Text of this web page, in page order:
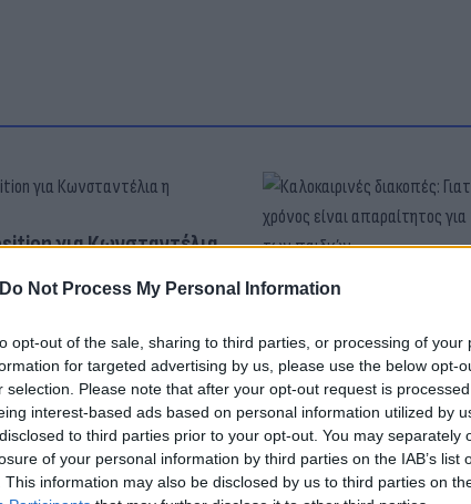
Do Not Process My Personal Information
opt-out of the sale, sharing to third parties, or processing of your
for targeted advertising by us, please use the below opt-
selection. Please note that after your opt-out request is
interest-based ads based on personal information utilized by
to third parties prior to your opt-out. You may separately
of your personal information by third parties on the IAB’s list
This information may also be disclosed by us to third parties on
για Κωνσταντέλια
Καλοκαιρινές διακοπές:
ελεύθερος χρόνος